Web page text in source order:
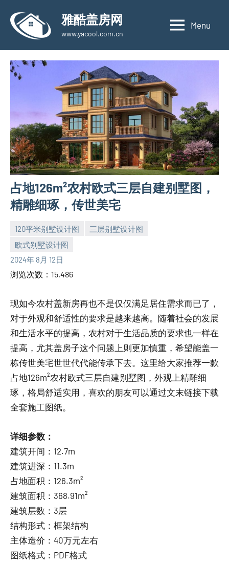
content
雅酷盖房网
www.yacool.com.cn
Menu
占地126m²农村欧式三层自建别墅图，
精雕细琢，传世美宅
120平米别墅设计图
三层别墅设计图
欧式别墅设计图
2024年 8月 12日
yacool
浏览次数：15,486
现如今农村盖新房再也不是仅仅满足居住需求而已了，
对于外观和舒适性的要求是越来越高。随着社会的发展
和生活水平的提高，农村对于生活品质的要求也一样在
提高，尤其盖房子这个问题上则更加慎重，希望能盖一
栋传世美宅世世代代能传承下去。这里给大家推荐一款
占地126m²农村欧式三层自建别墅图，外观上精雕细
琢，格局舒适实用，喜欢的朋友可以通过文末链接下载
全套施工图纸。
详细参数：
建筑开间：12.7m
建筑进深：11.3m
占地面积：126.3m²
建筑面积：368.91m²
建筑层数：3层
结构形式：框架结构
主体造价：40万元左右
图纸格式：PDF格式